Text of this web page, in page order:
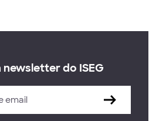
newsletter do ISEG